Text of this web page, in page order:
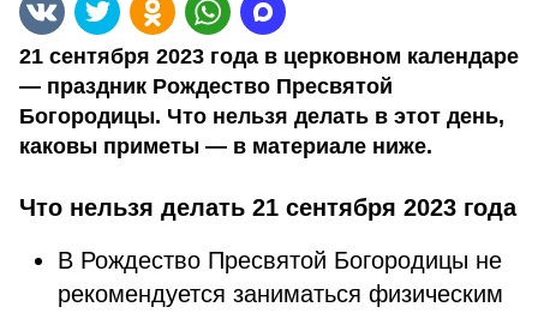
21 сентября 2023 года в церковном календаре
— праздник Рождество Пресвятой
Богородицы. Что нельзя делать в этот день,
каковы приметы — в материале ниже.
Что нельзя делать 21 сентября 2023 года
В Рождество Пресвятой Богородицы не
рекомендуется заниматься физическим